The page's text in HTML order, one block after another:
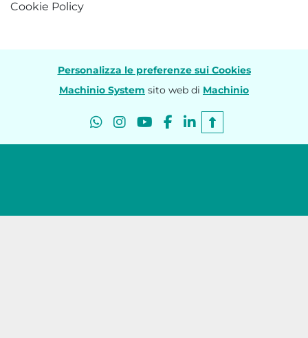
Cookie Policy
Personalizza le preferenze sui Cookies
Machinio System sito web di Machinio
whatsapp
instagram
youtube
facebook
linkedin